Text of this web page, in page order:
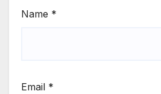
Name *
Email *